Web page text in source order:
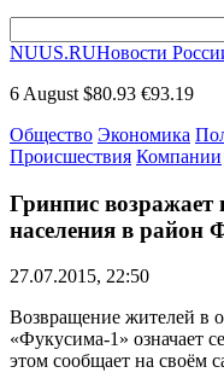
NUUS.RUНовости
6 August $80.93 €93.19
Общество Экономика
Происшествия Компании
Гринпис возражает
населения в район
27.07.2015, 22:50
Возвращение жителей в
«Фукусима-1» означает
этом сообщает на своём